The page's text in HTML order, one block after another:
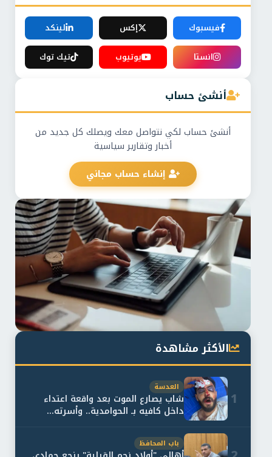
فيسبوك إكس
لينكد
انستا
يوتيوب تيك توك
أنشئ حساب
أنشئ حساب لكي نتواصل معك ويصلك كل جديد من
أخبار وتقارير سياسية
إنشاء حساب مجاني
الأكثر مشاهدة
1
العدسة
شاب يصارع الموت بعد واقعة اعتداء
داخل كافيه بـ الحوامدية.. وأسرته...
باب المحافظ